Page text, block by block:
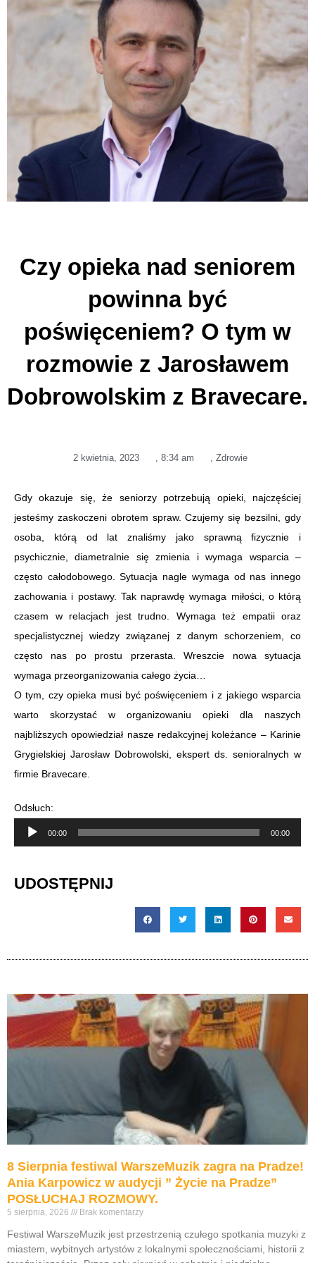
Czy opieka nad seniorem
powinna być
poświęceniem? O tym w
rozmowie z Jarosławem
Dobrowolskim z Bravecare.
2 kwietnia, 2023 , 8:34 am , Zdrowie
Gdy okazuje się, że seniorzy potrzebują opieki, najczęściej
jesteśmy zaskoczeni obrotem spraw. Czujemy się bezsilni, gdy
osoba, którą od lat znaliśmy jako sprawną fizycznie i
psychicznie, diametralnie się zmienia i wymaga wsparcia –
często całodobowego. Sytuacja nagle wymaga od nas innego
zachowania i postawy. Tak naprawdę wymaga miłości, o którą
czasem w relacjach jest trudno. Wymaga też empatii oraz
specjalistycznej wiedzy związanej z danym schorzeniem, co
często nas po prostu przerasta. Wreszcie nowa sytuacja
wymaga przeorganizowania całego życia…
O tym, czy opieka musi być poświęceniem i z jakiego wsparcia
warto skorzystać w organizowaniu opieki dla naszych
najbliższych opowiedział nasze redakcyjnej koleżance – Karinie
Grygielskiej Jarosław Dobrowolski, ekspert ds. senioralnych w
firmie Bravecare.
Odsłuch:
Odtwarzacz
plików
00:00 00:00
UDOSTĘPNIJ
8 Sierpnia festiwal WarszeMuzik zagra na Pradze!
Ania Karpowicz w audycji ” Życie na Pradze”
POSŁUCHAJ ROZMOWY.
5 sierpnia, 2026 Brak komentarzy
Festiwal WarszeMuzik jest przestrzenią czułego spotkania muzyki z
miastem, wybitnych artystów z lokalnymi społecznościami, historii z